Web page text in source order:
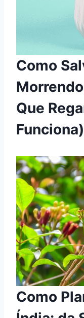
Como
Que
Funciona)
Como